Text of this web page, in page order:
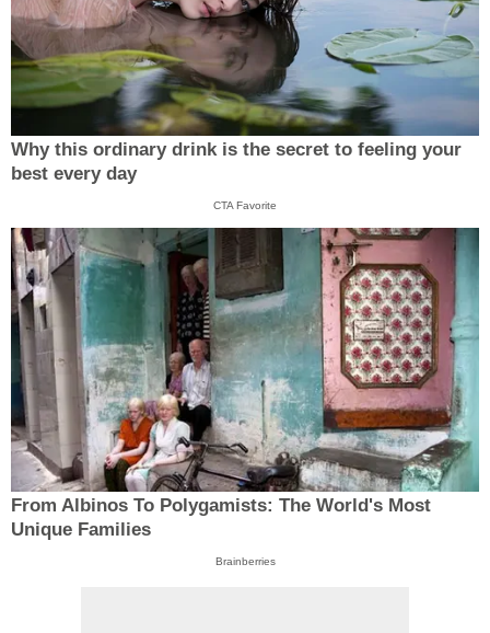
Why this ordinary drink is the secret to feeling your
best every day
CTA Favorite
From Albinos To Polygamists: The World's Most
Unique Families
Brainberries